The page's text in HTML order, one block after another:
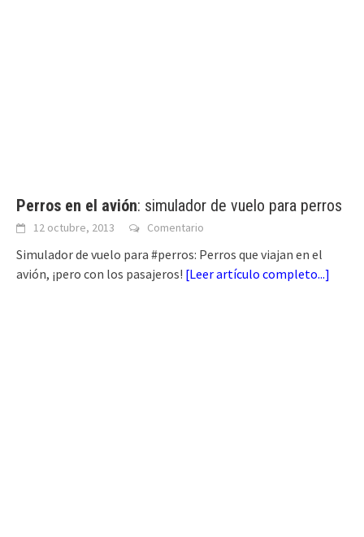
Perros en el avión: simulador de vuelo para perros
12 octubre, 2013 Comentario
Simulador de vuelo para #perros: Perros que viajan en el
avión, ¡pero con los pasajeros! [Leer artículo completo...]